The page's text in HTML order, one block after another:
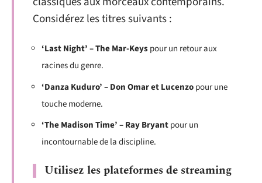
Considérez les titres suivants :
‘Last Night’ – The Mar-Keyspour un retour aux
racines du genre.
‘Danza Kuduro’ – Don Omar et Lucenzopour une
touche moderne.
‘The Madison Time’ – Ray Bryantpour un
incontournable de la discipline.
Utilisez les plateformes de streaming